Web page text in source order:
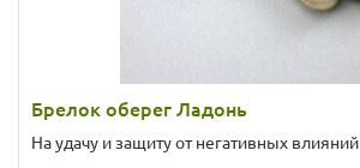
Брелок оберег Ладонь
На удачу и защиту от негативных влияний